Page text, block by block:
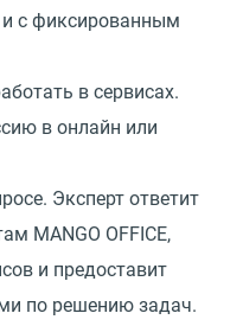
с фиксированным
в сервисах.
в онлайн или
Эксперт ответит
MANGO OFFICE,
и предоставит
по решению задач.